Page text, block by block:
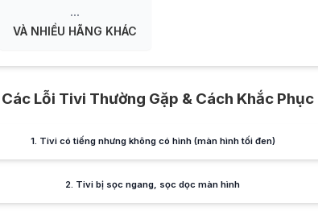
...
VÀ NHIỀU HÃNG KHÁC
Các Lỗi Tivi Thường Gặp & Cách Khắc Phục
1. Tivi có tiếng nhưng không có hình (màn hình tối đen)
2. Tivi bị sọc ngang, sọc dọc màn hình